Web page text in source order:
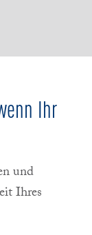
Ihr
und
Ihres